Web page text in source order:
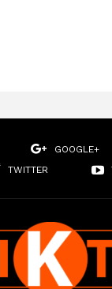
GOOGLE+
TWITTER